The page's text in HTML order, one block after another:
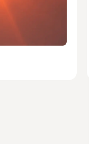
billede